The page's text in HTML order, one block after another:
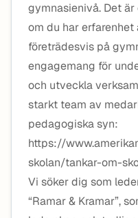
gymnasienivå. Det
om du har
företrädesvis på
engagemang för
och utveckla
starkt team av
pedagogiska syn:
https://
skolan/tankar-om-
Vi söker dig som
“Ramar & Kramar”,